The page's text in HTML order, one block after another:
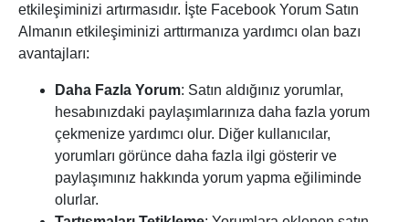
etkileşiminizi artırmasıdır. İşte Facebook Yorum Satın
Almanın etkileşiminizi arttırmanıza yardımcı olan bazı
avantajları:
Daha Fazla Yorum: Satın aldığınız yorumlar,
hesabınızdaki paylaşımlarınıza daha fazla yorum
çekmenize yardımcı olur. Diğer kullanıcılar,
yorumları görünce daha fazla ilgi gösterir ve
paylaşımınız hakkında yorum yapma eğiliminde
olurlar.